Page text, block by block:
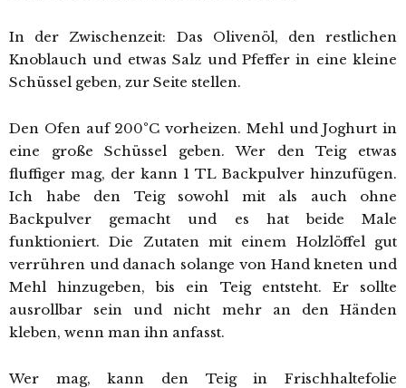
In der Zwischenzeit: Das Olivenöl, den restlichen
Knoblauch und etwas Salz und Pfeffer in eine kleine
Schüssel geben, zur Seite stellen.
Den Ofen auf 200°C vorheizen. Mehl und Joghurt in
eine große Schüssel geben. Wer den Teig etwas
fluffiger mag, der kann 1 TL Backpulver hinzufügen.
Ich habe den Teig sowohl mit als auch ohne
Backpulver gemacht und es hat beide Male
funktioniert. Die Zutaten mit einem Holzlöffel gut
verrühren und danach solange von Hand kneten und
Mehl hinzugeben, bis ein Teig entsteht. Er sollte
ausrollbar sein und nicht mehr an den Händen
kleben, wenn man ihn anfasst.
Wer mag, kann den Teig in Frischhaltefolie